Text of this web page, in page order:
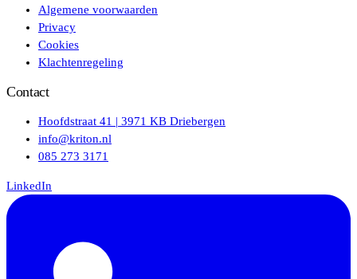
Algemene voorwaarden
Privacy
Cookies
Klachtenregeling
Contact
Hoofdstraat 41 | 3971 KB Driebergen
info@kriton.nl
085 273 3171
LinkedIn